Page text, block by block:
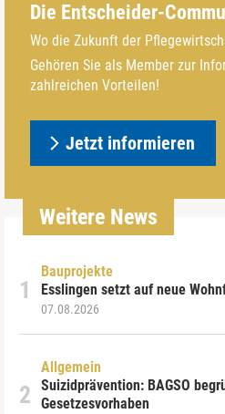
Die Entscheider-
Wo die Zukunft der
Gehören Sie als Member zur
zahlreichen Vorteilen!
Jetzt informieren
Weitere News
Bauprojekte
Esslingen setzt auf neue
07.08.2026
Allgemein
Suizidprävention: BAGSO
Gesetzesvorhaben